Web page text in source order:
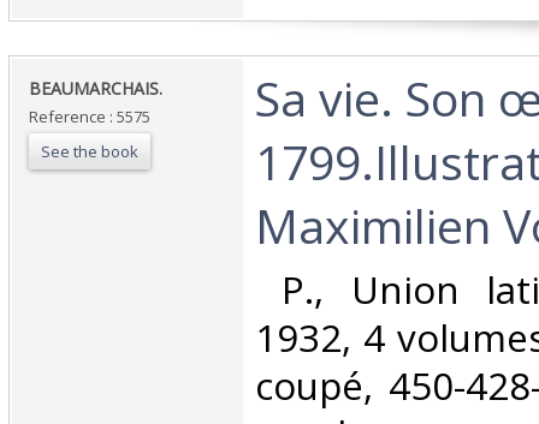
‎BEAUMARCHAIS.‎
Reference : 5575
See the book
‎Sa vie. Son
Maximilien
P., Union
1932, 4
coupé, 450-